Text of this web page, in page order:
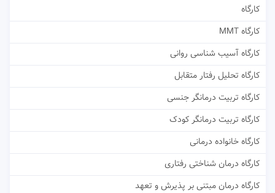
کارگاه
کارگاه MMT
کارگاه آسیب شناسی روانی
کارگاه تحلیل رفتار متقابل
کارگاه تربیت درمانگر جنسی
کارگاه تربیت درمانگر کودک
کارگاه خانواده درمانی
کارگاه درمان شناختی رفتاری
کارگاه درمان مبتنی بر پذیرش و تعهد